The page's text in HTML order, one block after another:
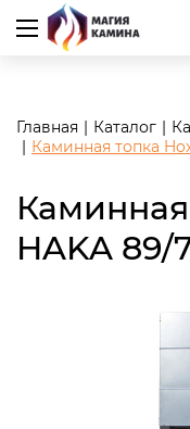
<meta
Главная Каталог
Каминная топка
HAKA 89/